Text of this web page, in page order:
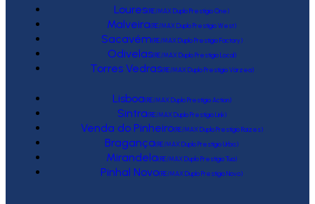
Loures(RE/MAX Duplo Prestígio One)
Malveira(RE/MAX Duplo Prestígio West)
Sacavém(RE/MAX Duplo Prestígio Factory)
Odivelas(RE/MAX Duplo Prestígio Local)
Torres Vedras(RE/MAX Duplo Prestígio Várzea)
Lisboa(RE/MAX Duplo Prestígio Action)
Sintra(RE/MAX Duplo Prestígio Link)
Venda do Pinheiro(RE/MAX Duplo Prestígio Raízes)
Bragança(RE/MAX Duplo Prestígio Urbis)
Mirandela(RE/MAX Duplo Prestígio Tua)
Pinhal Novo(RE/MAX Duplo Prestígio Novo)